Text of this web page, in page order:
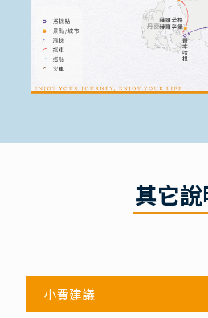
其它
小費建議